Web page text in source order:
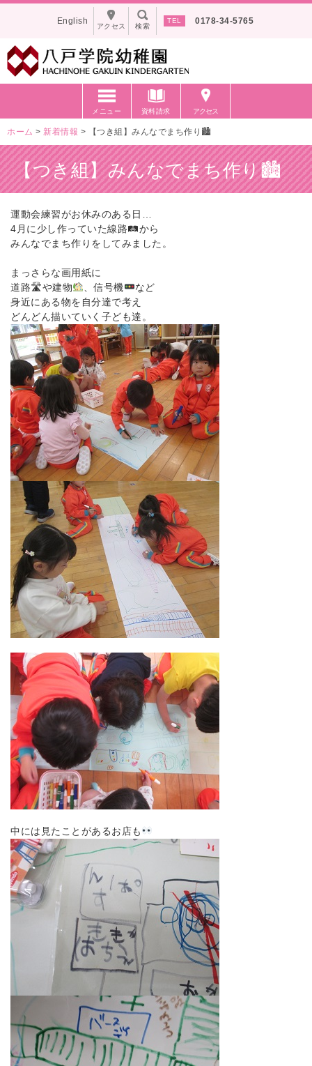
0178-34-5765
検索
English
アクセス
メニュー 資料請求 アクセス
ホーム > 新着情報 > 【つき組】みんなでまち作り🏙
【つき組】みんなでまち作り🏙
運動会練習がお休みのある日…
4月に少し作っていた線路🛤から
みんなでまち作りをしてみました。
まっさらな画用紙に
道路🛣や建物
、信号機
など
身近にある物を自分達で考え
どんどん描いていく子ども達。
中には見たことがあるお店も